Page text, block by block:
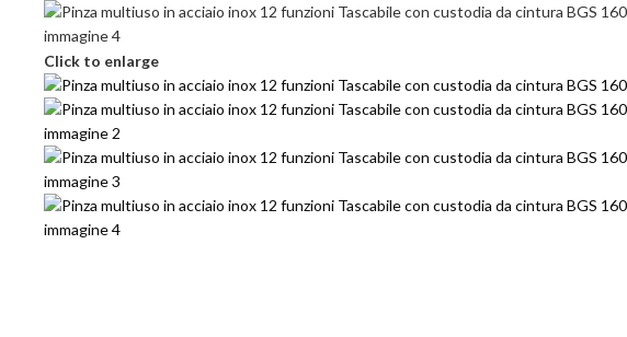
Click to enlarge